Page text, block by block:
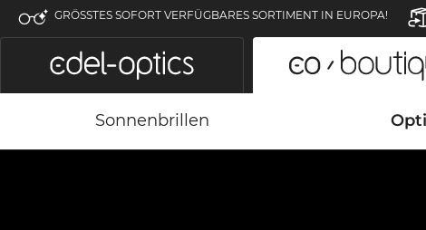
GRÖSSTES SOFORT VERFÜGBARES SORTIMENT IN EUROPA!
Sonnenbrillen